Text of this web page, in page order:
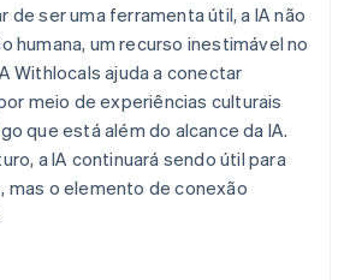
de ser uma ferramenta útil, a IA não
humana, um recurso inestimável no
Withlocals ajuda a conectar
meio de experiências culturais
que está além do alcance da IA.
a IA continuará sendo útil para
mas o elemento de conexão